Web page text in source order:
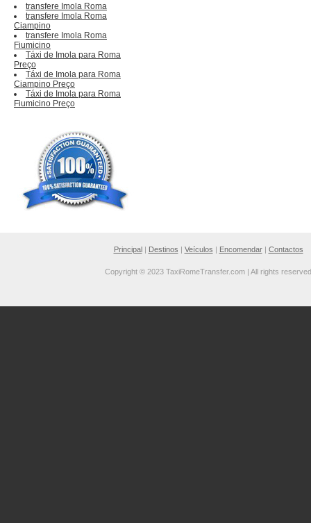
transfere Imola Roma
transfere Imola Roma
Ciampino
transfere Imola Roma
Fiumicino
Táxi de Imola para Roma
Preço
Táxi de Imola para Roma
Ciampino Preço
Táxi de Imola para Roma
Fiumicino Preço
Principal| Destinos | Veículos | Encomendar| Contactos
Copyright © 2023 TaxiRomeTransfer.com | All rights reserved